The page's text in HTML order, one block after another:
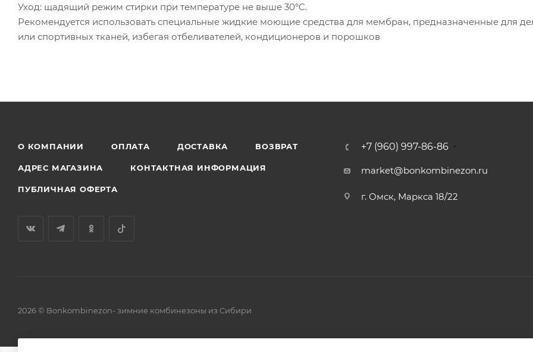
Уход: щадящий режим стирки при температуре не выше 30°C.
Рекомендуется использовать специальные жидкие моющие средства для мембран, предназначенные для
или спортивных тканей, избегая отбеливателей, кондиционеров и порошков
О КОМПАНИИ ОПЛАТА ДОСТАВКА ВОЗВРАТ
АДРЕС МАГАЗИНА КОНТАКТНАЯ ИНФОРМАЦИЯ
ПУБЛИЧНАЯ ОФЕРТА
+7 (960) 997-86-86
market@bonkombinezon.ru
г. Омск, Маркса 18/22
2026 © Bonkombinezon- зимние комбинезоны из Сибири